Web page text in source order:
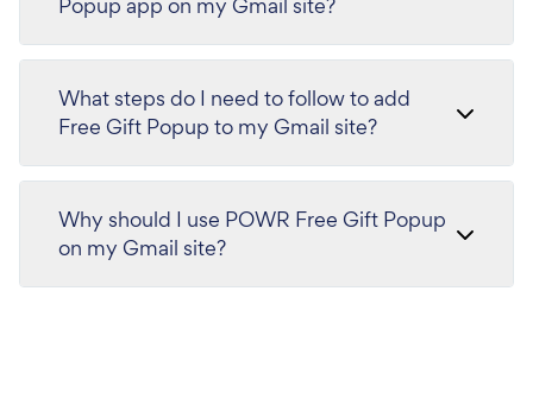
What steps do I need to follow to add
Free Gift Popup to my Gmail site?
Why should I use POWR Free Gift Popup
on my Gmail site?